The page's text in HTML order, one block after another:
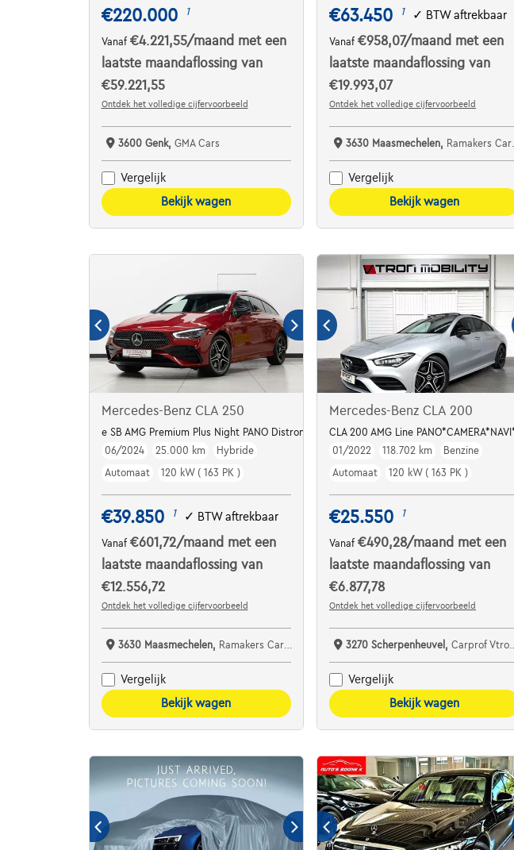
€220.000 1
Vanaf €4.221,55/maand met een
laatste maandaflossing van
€59.221,55
Ontdek het volledige cijfervoorbeeld
3600 Genk, GMA Cars
Vergelijk
Bekijk wagen
€63.450 1 ✓ BTW aftrekbaar
Vanaf€958,07/maand met een
laatste maandaflossing van
€19.993,07
Ontdek het volledige cijfervoorbeeld
3630 Maasmechelen, Ramakers Car Center
Vergelijk
Bekijk wagen
Mercedes-Benz CLA 250
e SB AMG Premium Plus Night PANO Distronic+ Leder
06/2024
25.000 km
Hybride
Automaat
120 kW ( 163 PK )
€39.850 1 ✓ BTW aftrekbaar
Vanaf €601,72/maand met een
laatste maandaflossing van
€12.556,72
Ontdek het volledige cijfervoorbeeld
3630 Maasmechelen, Ramakers Car Center
Vergelijk
Bekijk wagen
Mercedes-Benz CLA 200
CLA 200 AMG Line
01/2022
118.702 km
Benzine
Automaat
120 kW ( 163 PK )
€25.550 1
Vanaf€490,28/maand met een
laatste maandaflossing van
€6.877,78
Ontdek het volledige cijfervoorbeeld
3270 Scherpenheuvel,Carprof Vtron Mobility
Vergelijk
Bekijk wagen